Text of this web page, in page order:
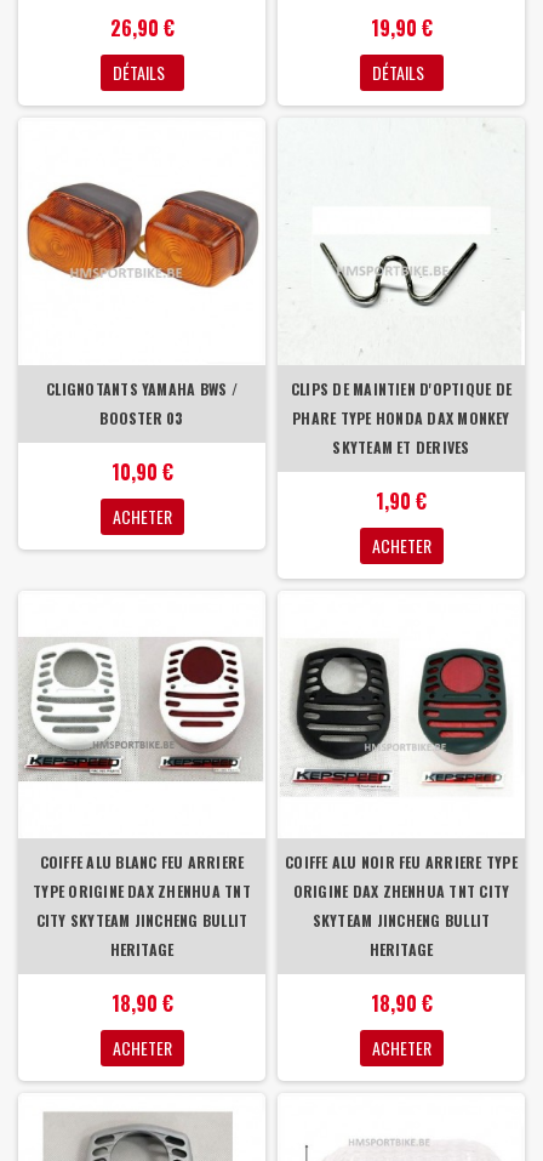
26,90 €
DÉTAILS
19,90 €
DÉTAILS
CLIGNOTANTS YAMAHA BWS /
BOOSTER 03
10,90 €
ACHETER
CLIPS DE MAINTIEN D'OPTIQUE DE
PHARE TYPE HONDA DAX MONKEY
SKYTEAM ET DERIVES
1,90 €
ACHETER
COIFFE ALU BLANC FEU ARRIERE
TYPE ORIGINE DAX ZHENHUA TNT
CITY SKYTEAM JINCHENG BULLIT
HERITAGE
18,90 €
ACHETER
COIFFE ALU NOIR FEU ARRIERE TYPE
ORIGINE DAX ZHENHUA TNT CITY
SKYTEAM JINCHENG BULLIT
HERITAGE
18,90 €
ACHETER